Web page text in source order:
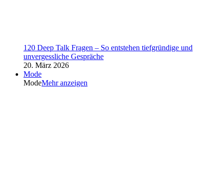
120 Deep Talk Fragen – So entstehen tiefgründige und
unvergessliche Gespräche
20. März 2026
Mode
ModeMehr anzeigen